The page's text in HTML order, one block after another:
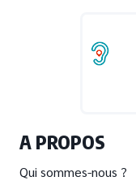
A PROPOS
Qui sommes-nous ?